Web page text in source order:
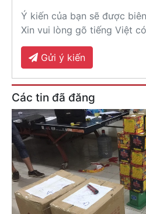
Ý kiến của bạn sẽ được
Xin vui lòng gõ tiếng Việt
Gửi ý kiến
Các tin đã đăng